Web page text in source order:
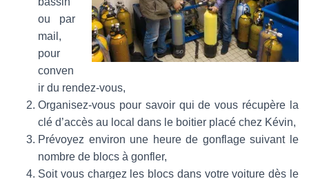
ou par
mail,
pour
conven
ir du rendez-vous,
Organisez-vous pour savoir qui de vous récupère la
clé d’accès au local dans le boitier placé chez Kévin,
Prévoyez environ une heure de gonflage suivant le
nombre de blocs à gonfler,
Soit vous chargez les blocs dans votre voiture dès le